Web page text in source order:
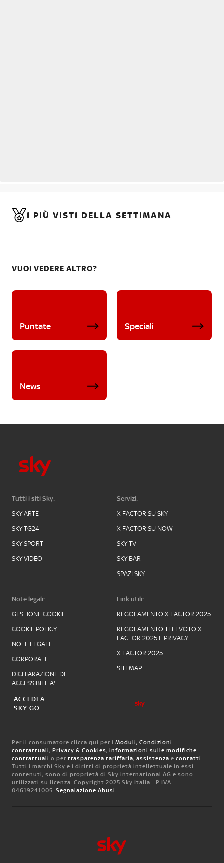
I PIÙ VISTI DELLA SETTIMANA
VUOI VEDERE ALTRO?
Puntate Speciali
News
Tutti i siti Sky:
SKY ARTE
SKY TG24
SKY SPORT
SKY VIDEO
Servizi:
X FACTOR SU SKY
X FACTOR SU NOW
SKY TV
SKY BAR
SPAZI SKY
Note legali:
GESTIONE COOKIE
COOKIE POLICY
NOTE LEGALI
CORPORATE
DICHIARAZIONE DI
ACCESSIBILITA'
Link utili:
REGOLAMENTO X FACTOR 2025
REGOLAMENTO TELEVOTO X
FACTOR 2025 E PRIVACY
X FACTOR 2025
SITEMAP
ACCEDI A
SKY GO
Per il consumatore clicca qui per i Moduli, Condizioni
contrattuali, Privacy & Cookies, informazioni sulle modifiche
contrattuali o per trasparenza tariffaria, assistenza e contatti.
Tutti i marchi Sky e i diritti di proprietà intellettuale in essi
contenuti, sono di proprietà di Sky international AG e sono
utilizzati su licenza. Copyright 2025 Sky Italia - P.IVA
04619241005. Segnalazione Abusi